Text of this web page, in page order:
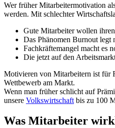
Wer früher Mitarbeitermotivation
werden. Mit schlechter
Gute Mitarbeiter wollen
Das Phänomen Burnout legt
Fachkräftemangel macht es
Die jetzt auf den
Motivieren von Mitarbeitern ist für
Wettbewerb am Markt.
Wenn man früher schlicht auf
unsere Volkswirtschaft bis zu 100
Was Mitarbeiter